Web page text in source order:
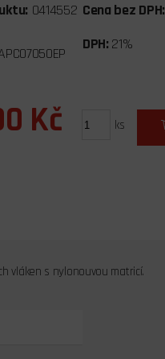
0414552 Cena bez DPH:
DPH: 21%
Kč ks
vláken s nylonouvou matricí.